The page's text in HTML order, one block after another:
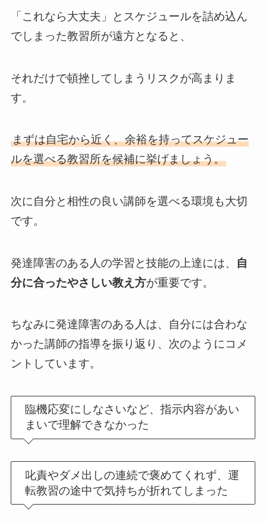
「これなら大丈夫」とスケジュールを詰め込ん
でしまった教習所が遠方となると、
それだけで頓挫してしまうリスクが高まりま
す。
まずは自宅から近く、余裕を持ってスケジュー
ルを選べる教習所を候補に挙げましょう。
次に自分と相性の良い講師を選べる環境も大切
です。
発達障害のある人の学習と技能の上達には、 自
分に合ったやさしい教え方が重要です。
ちなみに発達障害のある人は、自分には合わな
かった講師の指導を振り返り、次のようにコメ
ントしています。
臨機応変にしなさいなど、指示内容があい
まいで理解できなかった
叱責やダメ出しの連続で褒めてくれず、運
転教習の途中で気持ちが折れてしまった